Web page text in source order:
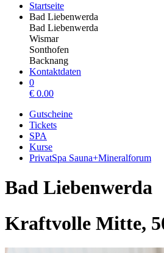
Startseite
Bad Liebenwerda
Bad Liebenwerda
Wismar
Sonthofen
Backnang
Kontaktdaten
0
€ 0.00
Gutscheine
Tickets
SPA
Kurse
PrivatSpa Sauna+Mineralforum
Bad Liebenwerda
Kraftvolle Mitte,